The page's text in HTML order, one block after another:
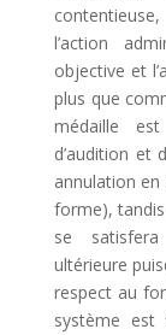
l’action
objective et
plus que
médaille
d’audition et
annulation en
forme),
se
ultérieure
respect au
système est